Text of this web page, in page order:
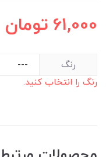
61,000 تومان
رنگ
رنگ را انتخاب کنید.